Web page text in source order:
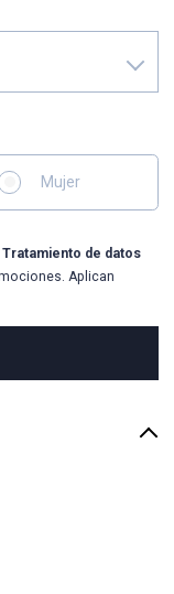
Mujer
Tratamiento de datos
Aplican